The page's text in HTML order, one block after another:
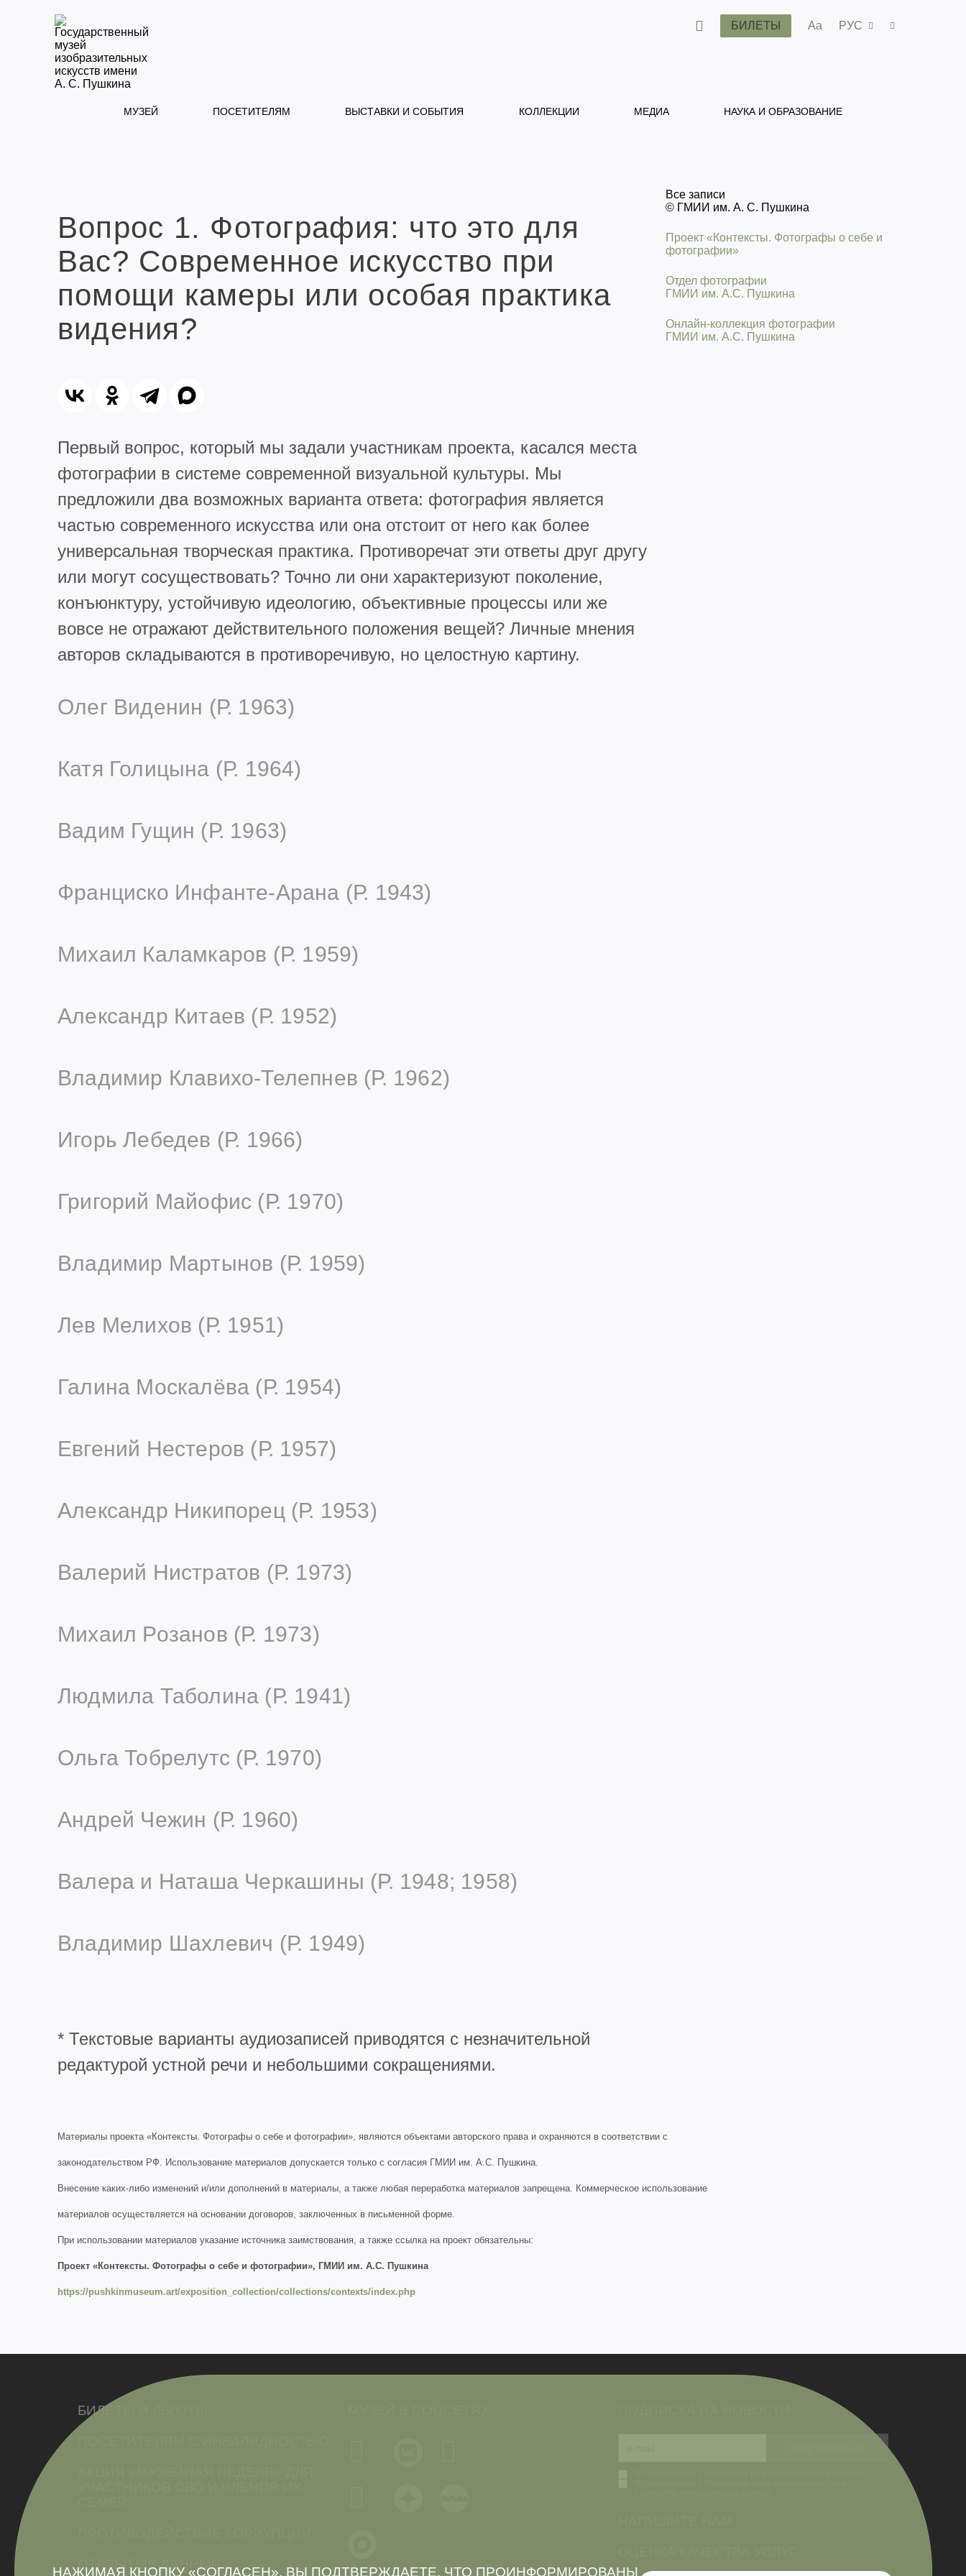
БИЛЕТЫ Aa РУС
МУЗЕЙ ПОСЕТИТЕЛЯМ ВЫСТАВКИ И СОБЫТИЯ КОЛЛЕКЦИИ МЕДИА НАУКА И ОБРАЗОВАНИЕ
Вопрос 1. Фотография: что это для
Вас? Современное искусство при
помощи камеры или особая практика
видения?
Первый вопрос, который мы задали участникам проекта, касался места
фотографии в системе современной визуальной культуры. Мы
предложили два возможных варианта ответа: фотография является
частью современного искусства или она отстоит от него как более
универсальная творческая практика. Противоречат эти ответы друг другу
или могут сосуществовать? Точно ли они характеризуют поколение,
конъюнктуру, устойчивую идеологию, объективные процессы или же
вовсе не отражают действительного положения вещей? Личные мнения
авторов складываются в противоречивую, но целостную картину.
Олег Виденин (Р. 1963)
Катя Голицына (Р. 1964)
Вадим Гущин (Р. 1963)
Франциско Инфанте-Арана (Р. 1943)
Михаил Каламкаров (Р. 1959)
Александр Китаев (Р. 1952)
Владимир Клавихо-Телепнев (Р. 1962)
Игорь Лебедев (Р. 1966)
Григорий Майофис (Р. 1970)
Владимир Мартынов (Р. 1959)
Лев Мелихов (Р. 1951)
Галина Москалёва (Р. 1954)
Евгений Нестеров (Р. 1957)
Александр Никипорец (Р. 1953)
Валерий Нистратов (Р. 1973)
Михаил Розанов (Р. 1973)
Людмила Таболина (Р. 1941)
Ольга Тобрелутс (Р. 1970)
Андрей Чежин (Р. 1960)
Валера и Наташа Черкашины (Р. 1948; 1958)
Владимир Шахлевич (Р. 1949)
* Текстовые варианты аудиозаписей приводятся с незначительной
редактурой устной речи и небольшими сокращениями.
Все записи
© ГМИИ им. А. С. Пушкина
Проект «Контексты. Фотографы о себе и
фотографии»
Отдел фотографии
ГМИИ им. А.С. Пушкина
Онлайн-коллекция фотографии
ГМИИ им. А.С. Пушкина
Материалы проекта «Контексты. Фотографы о себе и фотографии», являются объектами авторского права и охраняются в соответствии с
законодательством РФ. Использование материалов допускается только с согласия ГМИИ им. А.С. Пушкина.
Внесение каких-либо изменений и/или дополнений в материалы, а также любая переработка материалов запрещена. Коммерческое использование
материалов осуществляется на основании договоров, заключенных в письменной форме.
При использовании материалов указание источника заимствования, а также ссылка на проект обязательны:
Проект «Контексты. Фотографы о себе и фотографии», ГМИИ им. А.С. Пушкина
https://pushkinmuseum.art/exposition_collection/collections/contexts/index.php
НАЖИМАЯ КНОПКУ «СОГЛАСЕН», ВЫ ПОДТВЕРЖДАЕТЕ, ЧТО ПРОИНФОРМИРОВАНЫ
БИЛЕТЫ И ЛЬГОТЫ
ОТКРЫТЫЕ ДАННЫЕ